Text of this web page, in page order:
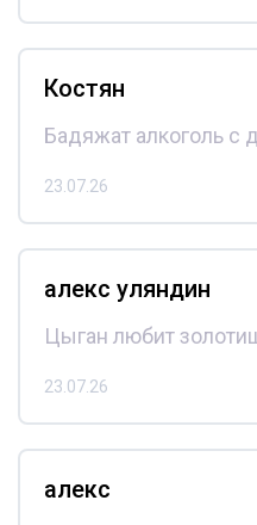
Костян
Бадяжат алкоголь
23.07.26
алекс уляндин
Цыган любит
23.07.26
алекс